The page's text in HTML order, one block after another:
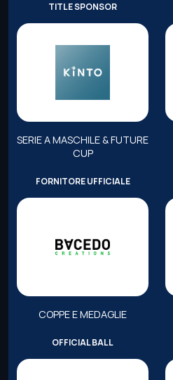
TITLE SPONSOR
SERIE A MASCHILE & FUTURE
CUP
FORNITORE UFFICIALE
COPPE E MEDAGLIE
OFFICIAL BALL